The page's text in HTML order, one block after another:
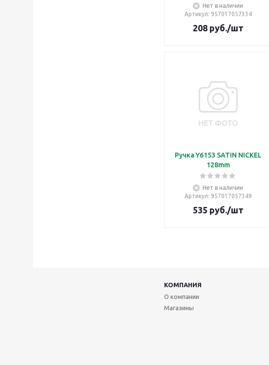
Нет в наличии
Артикул: 957017057334
208руб./шт
Ручка Y6153 SATIN NICKEL
128mm
Нет в наличии
Артикул: 957017057349
535 руб./шт
КОМПАНИЯ
О компании
Магазины